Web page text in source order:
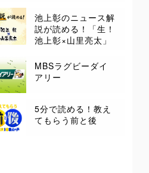
池上彰のニュース解
説が読める！「生！
池上彰×山里亮太」
MBSラグビーダイ
アリー
5分で読める！教え
てもらう前と後